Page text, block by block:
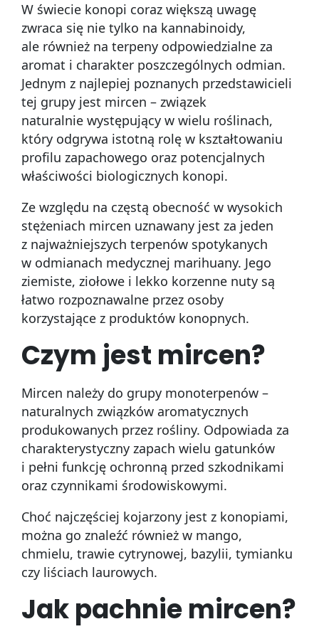
W świecie konopi coraz większą uwagę
zwraca się nie tylko na kannabinoidy,
ale również na terpeny odpowiedzialne za
aromat i charakter poszczególnych odmian.
Jednym z najlepiej poznanych przedstawicieli
tej grupy jest mircen – związek
naturalnie występujący w wielu roślinach,
który odgrywa istotną rolę w kształtowaniu
profilu zapachowego oraz potencjalnych
właściwości biologicznych konopi.
Ze względu na częstą obecność w wysokich
stężeniach mircen uznawany jest za jeden
z najważniejszych terpenów spotykanych
w odmianach medycznej marihuany. Jego
ziemiste, ziołowe i lekko korzenne nuty są
łatwo rozpoznawalne przez osoby
korzystające z produktów konopnych.
Czym jest mircen?
Mircen należy do grupy monoterpenów –
naturalnych związków aromatycznych
produkowanych przez rośliny. Odpowiada za
charakterystyczny zapach wielu gatunków
i pełni funkcję ochronną przed szkodnikami
oraz czynnikami środowiskowymi.
Choć najczęściej kojarzony jest z konopiami,
można go znaleźć również w mango,
chmielu, trawie cytrynowej, bazylii, tymianku
czy liściach laurowych.
Jak pachnie mircen?